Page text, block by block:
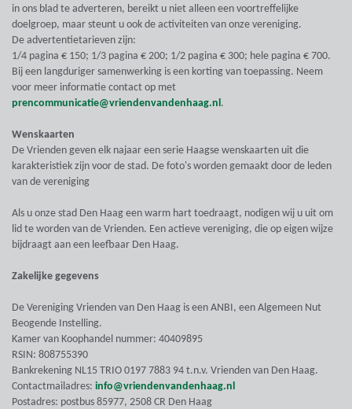
in ons blad te adverteren, bereikt u niet alleen een voortreffelijke
doelgroep, maar steunt u ook de activiteiten van onze vereniging.
De advertentietarieven zijn:
1/4 pagina € 150; 1/3 pagina € 200; 1/2 pagina € 300; hele pagina € 700.
Bij een langduriger samenwerking is een korting van toepassing. Neem
voor meer informatie contact op met
prencommunicatie@vriendenvandenhaag.nl.
Wenskaarten
De Vrienden geven elk najaar een serie Haagse wenskaarten uit die
karakteristiek zijn voor de stad. De foto's worden gemaakt door de leden
van de vereniging
Als u onze stad Den Haag een warm hart toedraagt, nodigen wij u uit om
lid te worden van de Vrienden. Een actieve vereniging, die op eigen wijze
bijdraagt aan een leefbaar Den Haag.
Zakelijke gegevens
De Vereniging Vrienden van Den Haag is een ANBI, een Algemeen Nut
Beogende Instelling.
Kamer van Koophandel nummer: 40409895
RSIN: 808755390
Bankrekening NL15 TRIO 0197 7883 94 t.n.v. Vrienden van Den Haag.
Contactmailadres: info@vriendenvandenhaag.nl
Postadres: postbus 85977, 2508 CR Den Haag